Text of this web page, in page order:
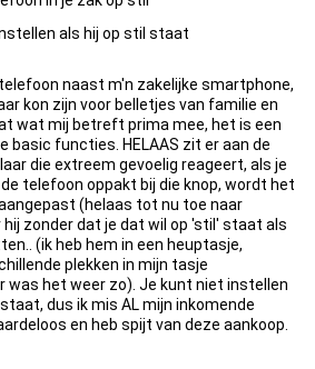
als hij op stil staat
naast m'n zakelijke smartphone,
kon zijn voor belletjes van familie en
wat mij betreft prima mee, het is een
basic functies. HELAAS zit er aan de
die extreem gevoelig reageert, als je
telefoon oppakt bij die knop, wordt het
(helaas tot nu toe naar
zonder dat je dat wil op 'stil' staat als
(ik heb hem in een heuptasje,
plekken in mijn tasje
was het weer zo). Je kunt niet instellen
dus ik mis AL mijn inkomende
en heb spijt van deze aankoop.